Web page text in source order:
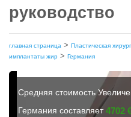
руководство
главная страница > Пластическая
имплантаты жир > Германия
Средняя стоимость
Германия составляет4702